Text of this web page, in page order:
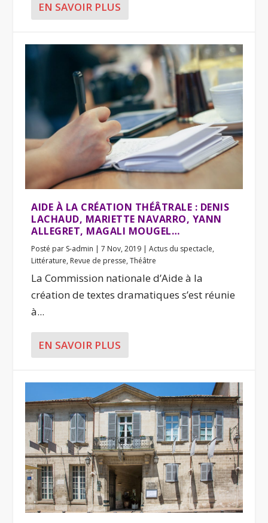
EN SAVOIR PLUS
AIDE À LA CRÉATION THÉÂTRALE : DENIS
LACHAUD, MARIETTE NAVARRO, YANN
ALLEGRET, MAGALI MOUGEL…
Posté par S-admin |7 Nov, 2019 |Actus du spectacle,
Littérature, Revue de presse,Théâtre
La Commission nationale d’Aide à la
création de textes dramatiques s’est réunie
à...
EN SAVOIR PLUS